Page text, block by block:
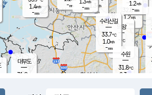
32.8℃
1.2m/s
- mm
대부도
31.9
의왕
- ℃
m/s
mm
1.3 m/s
-mm
-mm
m/s
-mm
1.2m/s
-mm
수리산길
33.7℃
1.0m/s
-mm
수원
31.8℃
2.3 m/s
1.4m/s
-mm